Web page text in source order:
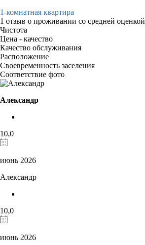
1-комнатная квартира
1 отзыв о проживании со средней оценкой
Чистота
Цена - качество
Качество обслуживания
Расположение
Своевременность заселения
Соответствие фото
Александр
10,0
июнь 2026
Александр
10,0
июнь 2026